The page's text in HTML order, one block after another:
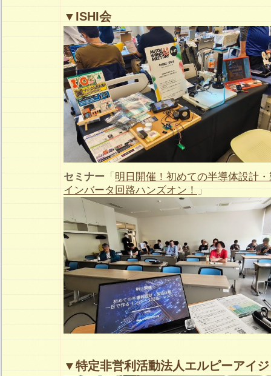
▼ISHI会
セミナー 「 明日開催！初めての半導体設計
インバータ回路ハンズオン！
」
▼特定非営利活動法人エルピーアイ